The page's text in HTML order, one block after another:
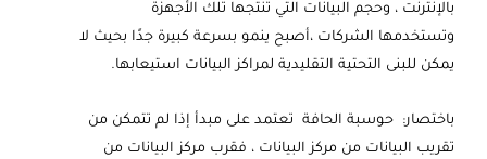
بالإنترنت ، وحجم البيانات التي تنتجها تلك الأجهزة
وتستخدمها الشركات ،أصبح ينمو بسرعة كبيرة جدًا بحيث لا
يمكن للبنى التحتية التقليدية لمراكز البيانات استيعابها.
باختصار: حوسبة الحافة تعتمد على مبدأ إذا لم تتمكن من
تقريب البيانات من مركز البيانات ، فقرب مركز البيانات من